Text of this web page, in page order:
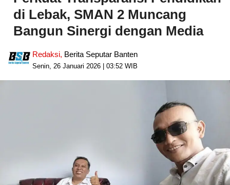
di Lebak, SMAN 2 Muncang
Bangun Sinergi dengan Media
Redaksi, Berita Seputar Banten
Senin, 26 Januari 2026 | 03:52 WIB